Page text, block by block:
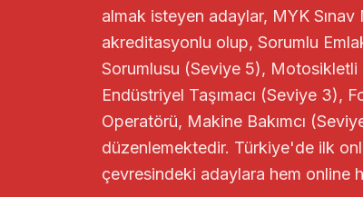
almak isteyen adaylar, MYK Sınav
akreditasyonlu olup, Sorumlu
Sorumlusu (Seviye 5),
Endüstriyel Taşımacı (Seviye 3),
Operatörü, Makine Bakımcı
düzenlemektedir. Türkiye'de ilk
çevresindeki adaylara hem online